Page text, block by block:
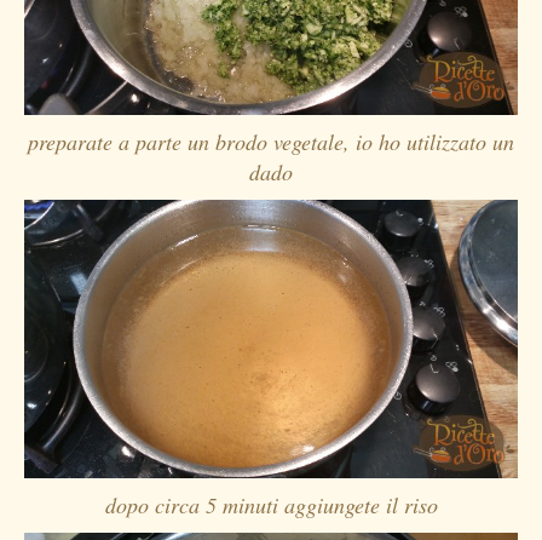
preparate a parte un brodo vegetale, io ho utilizzato un
dado
dopo circa 5 minuti aggiungete il riso